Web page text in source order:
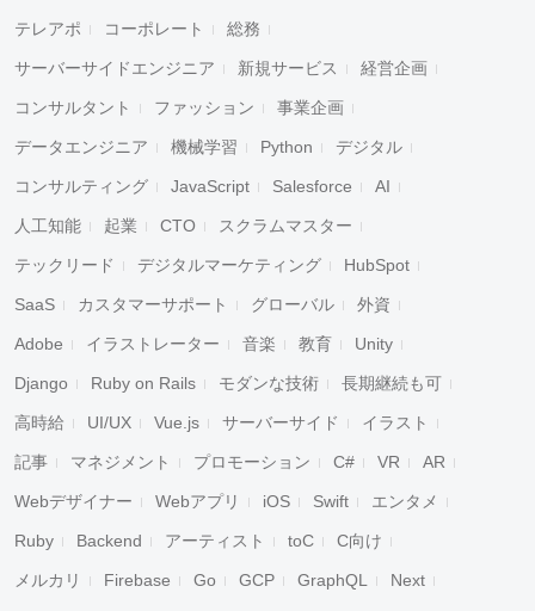
テレアポ コーポレート 総務
サーバーサイドエンジニア 新規サービス 経営企画
コンサルタント ファッション 事業企画
データエンジニア 機械学習 Python デジタル
コンサルティング JavaScript Salesforce AI
人工知能 起業 CTO スクラムマスター
テックリード デジタルマーケティング HubSpot
SaaS カスタマーサポート グローバル 外資
Adobe イラストレーター 音楽 教育 Unity
Django Ruby on Rails モダンな技術 長期継続も可
高時給 UI/UX Vue.js サーバーサイド イラスト
記事 マネジメント プロモーション C# VR AR
Webデザイナー Webアプリ iOS Swift エンタメ
Ruby Backend アーティスト toC C向け
メルカリ Firebase Go GCP GraphQL Next